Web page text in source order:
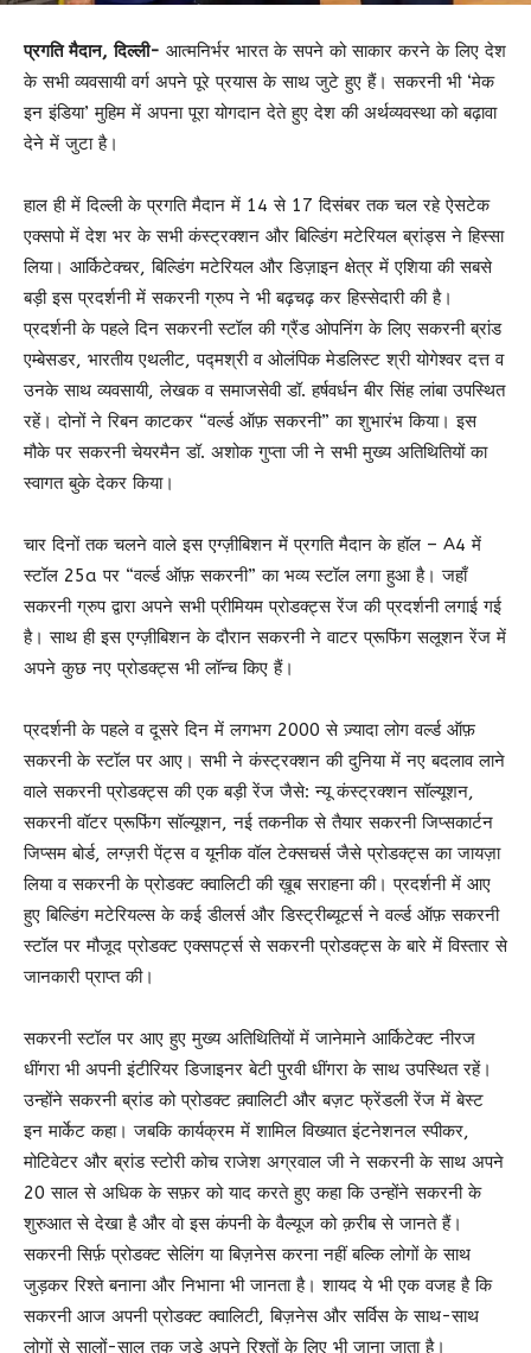
प्रगति मैदान, दिल्ली- आत्मनिर्भर भारत के सपने को साकार करने के लिए देश
के सभी व्यवसायी वर्ग अपने पूरे प्रयास के साथ जुटे हुए हैं। सकरनी भी ‘मेक
इन इंडिया’ मुहिम में अपना पूरा योगदान देते हुए देश की अर्थव्यवस्था को बढ़ावा
देने में जुटा है।
हाल ही में दिल्ली के प्रगति मैदान में 14 से 17 दिसंबर तक चल रहे ऐसटेक
एक्सपो में देश भर के सभी कंस्ट्रक्शन और बिल्डिंग मटेरियल ब्रांड्स ने हिस्सा
लिया। आर्किटेक्चर, बिल्डिंग मटेरियल और डिज़ाइन क्षेत्र में एशिया की सबसे
बड़ी इस प्रदर्शनी में सकरनी ग्रुप ने भी बढ़चढ़ कर हिस्सेदारी की है।
प्रदर्शनी के पहले दिन सकरनी स्टॉल की ग्रैंड ओपनिंग के लिए सकरनी ब्रांड
एम्बेसडर, भारतीय एथलीट, पद्मश्री व ओलंपिक मेडलिस्ट श्री योगेश्वर दत्त व
उनके साथ व्यवसायी, लेखक व समाजसेवी डॉ. हर्षवर्धन बीर सिंह लांबा उपस्थित
रहें। दोनों ने रिबन काटकर “वर्ल्ड ऑफ़ सकरनी” का शुभारंभ किया। इस
मौके पर सकरनी चेयरमैन डॉ. अशोक गुप्ता जी ने सभी मुख्य अतिथितियों का
स्वागत बुके देकर किया।
चार दिनों तक चलने वाले इस एग्ज़ीबिशन में प्रगति मैदान के हॉल – A4 में
स्टॉल 25a पर “वर्ल्ड ऑफ़ सकरनी” का भव्य स्टॉल लगा हुआ है। जहाँ
सकरनी ग्रुप द्वारा अपने सभी प्रीमियम प्रोडक्ट्स रेंज की प्रदर्शनी लगाई गई
है। साथ ही इस एग्ज़ीबिशन के दौरान सकरनी ने वाटर प्रूफिंग सलूशन रेंज में
अपने कुछ नए प्रोडक्ट्स भी लॉन्च किए हैं।
प्रदर्शनी के पहले व दूसरे दिन में लगभग 2000 से ज़्यादा लोग वर्ल्ड ऑफ़
सकरनी के स्टॉल पर आए। सभी ने कंस्ट्रक्शन की दुनिया में नए बदलाव लाने
वाले सकरनी प्रोडक्ट्स की एक बड़ी रेंज जैसे: न्यू कंस्ट्रक्शन सॉल्यूशन,
सकरनी वॉटर प्रूफिंग सॉल्यूशन, नई तकनीक से तैयार सकरनी जिप्सकार्टन
जिप्सम बोर्ड, लग्ज़री पेंट्स व यूनीक वॉल टेक्सचर्स जैसे प्रोडक्ट्स का जायज़ा
लिया व सकरनी के प्रोडक्ट क्वालिटी की ख़ूब सराहना की। प्रदर्शनी में आए
हुए बिल्डिंग मटेरियल्स के कई डीलर्स और डिस्ट्रीब्यूटर्स ने वर्ल्ड ऑफ़ सकरनी
स्टॉल पर मौजूद प्रोडक्ट एक्सपर्ट्स से सकरनी प्रोडक्ट्स के बारे में विस्तार से
जानकारी प्राप्त की।
सकरनी स्टॉल पर आए हुए मुख्य अतिथितियों में जानेमाने आर्किटेक्ट नीरज
धींगरा भी अपनी इंटीरियर डिजाइनर बेटी पुरवी धींगरा के साथ उपस्थित रहें।
उन्होंने सकरनी ब्रांड को प्रोडक्ट क़्वालिटी और बज़ट फ्रेंडली रेंज में बेस्ट
इन मार्केट कहा। जबकि कार्यक्रम में शामिल विख्यात इंटनेशनल स्पीकर,
मोटिवेटर और ब्रांड स्टोरी कोच राजेश अग्रवाल जी ने सकरनी के साथ अपने
20 साल से अधिक के सफ़र को याद करते हुए कहा कि उन्होंने सकरनी के
शुरुआत से देखा है और वो इस कंपनी के वैल्यूज को क़रीब से जानते हैं।
सकरनी सिर्फ़ प्रोडक्ट सेलिंग या बिज़नेस करना नहीं बल्कि लोगों के साथ
जुड़कर रिश्ते बनाना और निभाना भी जानता है। शायद ये भी एक वजह है कि
सकरनी आज अपनी प्रोडक्ट क्वालिटी, बिज़नेस और सर्विस के साथ-साथ
लोगों से सालों-साल तक जुड़े अपने रिश्तों के लिए भी जाना जाता है।